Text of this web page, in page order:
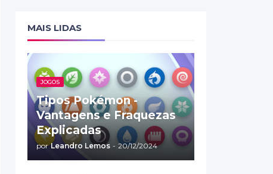
MAIS LIDAS
JOGOS
Tipos Pokémon -
Vantagens e Fraquezas
Explicadas
por Leandro Lemos - 20/12/2024